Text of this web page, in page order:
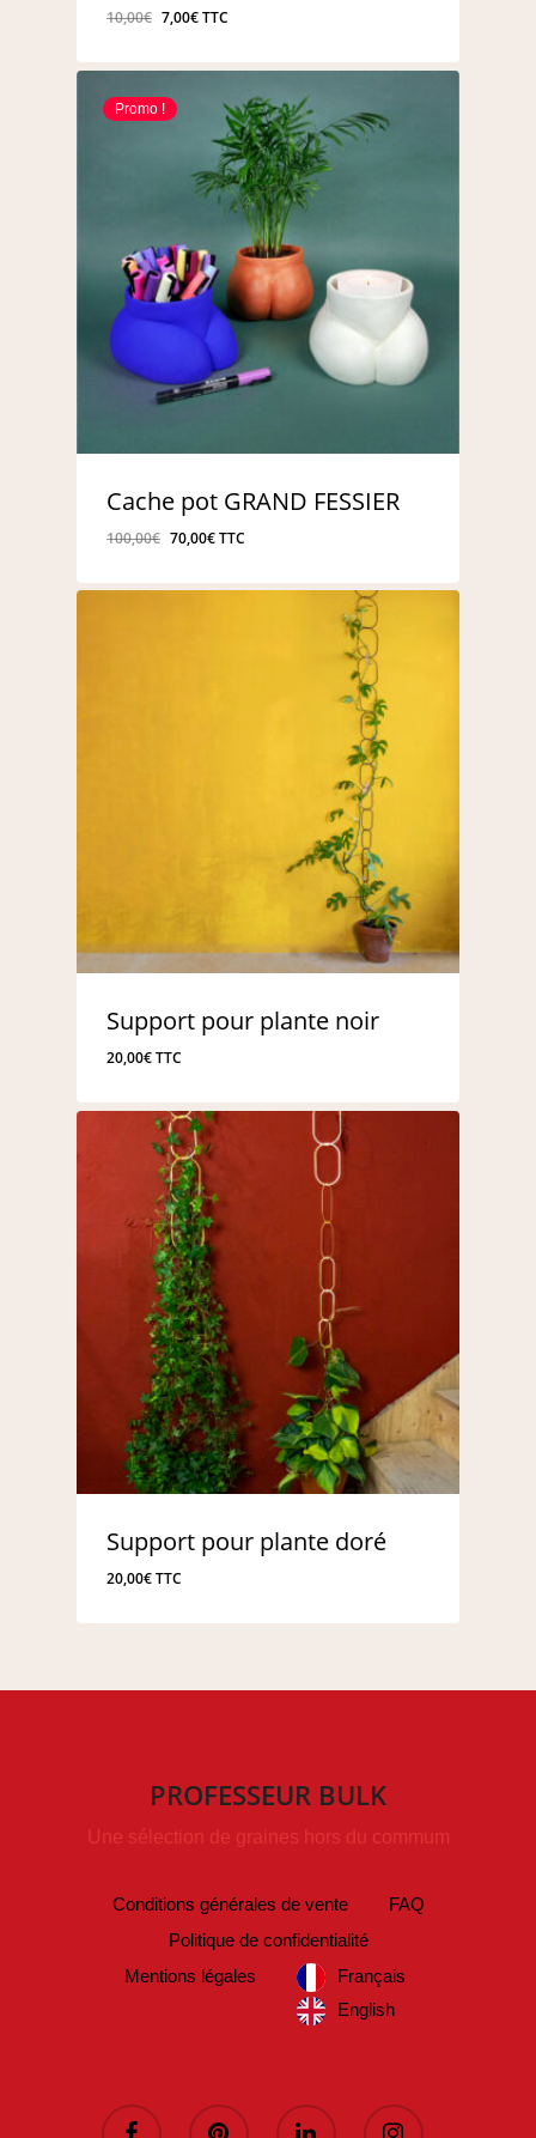
10,00€ Le
initial
était :
10,00€.
7,00€Le
actuel
7,00€.
TTC
Promo !
Cache pot GRAND FESSIER
100,00€ Le
initial
70,00€Le
actuel
TTC
Support pour plante noir
20,00€TTC
Support pour plante doré
20,00€TTC
PROFESSEUR BULK
Une sélection de graines hors du commum
Conditions générales de vente
FAQ
Politique de confidentialité
Mentions légales
Français
English